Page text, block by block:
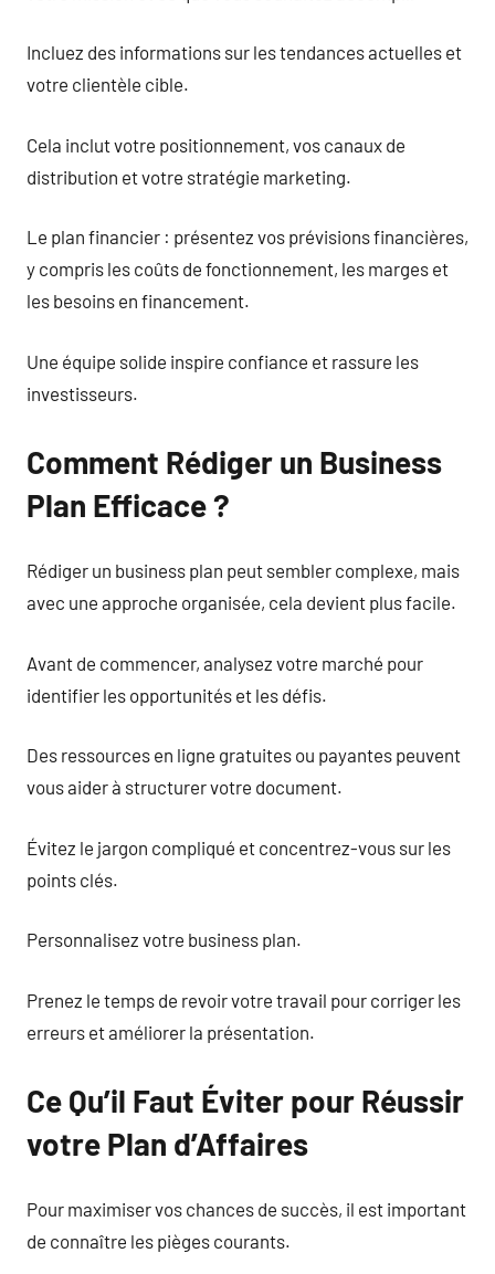
Incluez des informations sur les tendances actuelles et
votre clientèle cible.
Cela inclut votre positionnement, vos canaux de
distribution et votre stratégie marketing.
Le plan financier : présentez vos prévisions financières,
y compris les coûts de fonctionnement, les marges et
les besoins en financement.
Une équipe solide inspire confiance et rassure les
investisseurs.
Comment Rédiger un Business
Plan Efficace ?
Rédiger un business plan peut sembler complexe, mais
avec une approche organisée, cela devient plus facile.
Avant de commencer, analysez votre marché pour
identifier les opportunités et les défis.
Des ressources en ligne gratuites ou payantes peuvent
vous aider à structurer votre document.
Évitez le jargon compliqué et concentrez-vous sur les
points clés.
Personnalisez votre business plan.
Prenez le temps de revoir votre travail pour corriger les
erreurs et améliorer la présentation.
Ce Qu’il Faut Éviter pour Réussir
votre Plan d’Affaires
Pour maximiser vos chances de succès, il est important
de connaître les pièges courants.